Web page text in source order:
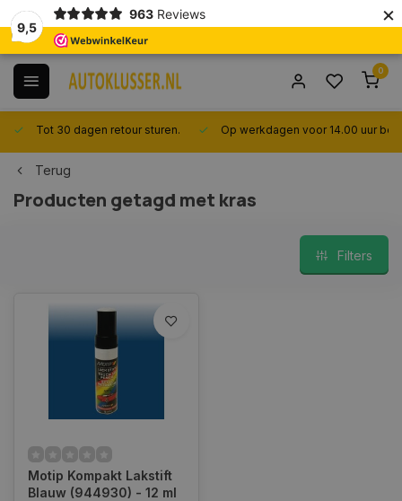
9,5
963 Reviews ×
0
Tot 30 dagen retour sturen. Op werkdagen voor 14.00 uur
Terug
Producten getagd met kras
Filters
Motip Kompakt Lakstift
Blauw (944930) - 12 ml